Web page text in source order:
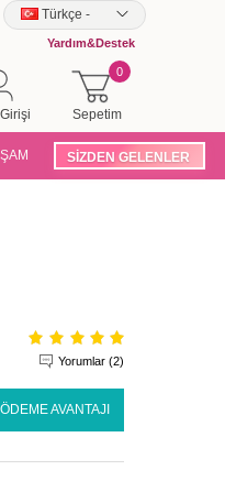
Türkçe -
Yardım&Destek
Sepetim
0
SİZDEN GELENLER
Yorumlar (2)
AVANTAJI